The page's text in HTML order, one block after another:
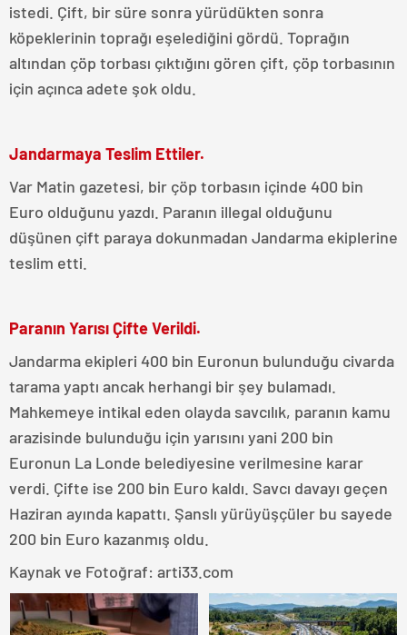
istedi. Çift, bir süre sonra yürüdükten sonra
köpeklerinin toprağı eşelediğini gördü. Toprağın
altından çöp torbası çıktığını gören çift, çöp torbasının
için açınca adete şok oldu.
Jandarmaya Teslim Ettiler.
Var Matin gazetesi, bir çöp torbasın içinde 400 bin
Euro olduğunu yazdı. Paranın illegal olduğunu
düşünen çift paraya dokunmadan Jandarma ekiplerine
teslim etti.
Paranın Yarısı Çifte Verildi.
Jandarma ekipleri 400 bin Euronun bulunduğu civarda
tarama yaptı ancak herhangi bir şey bulamadı.
Mahkemeye intikal eden olayda savcılık, paranın kamu
arazisinde bulunduğu için yarısını yani 200 bin
Euronun La Londe belediyesine verilmesine karar
verdi. Çifte ise 200 bin Euro kaldı. Savcı davayı geçen
Haziran ayında kapattı. Şanslı yürüyüşçüler bu sayede
200 bin Euro kazanmış oldu.
Kaynak ve Fotoğraf: arti33.com